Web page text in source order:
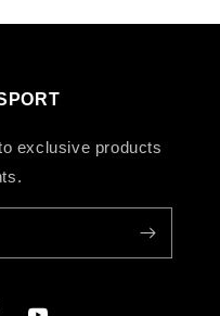
exclusive products